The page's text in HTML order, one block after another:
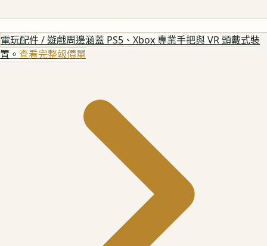
電玩配件 / 遊戲周邊涵蓋 PS5、Xbox 專業手把與 VR 頭戴式裝
置。 查看完整報價單